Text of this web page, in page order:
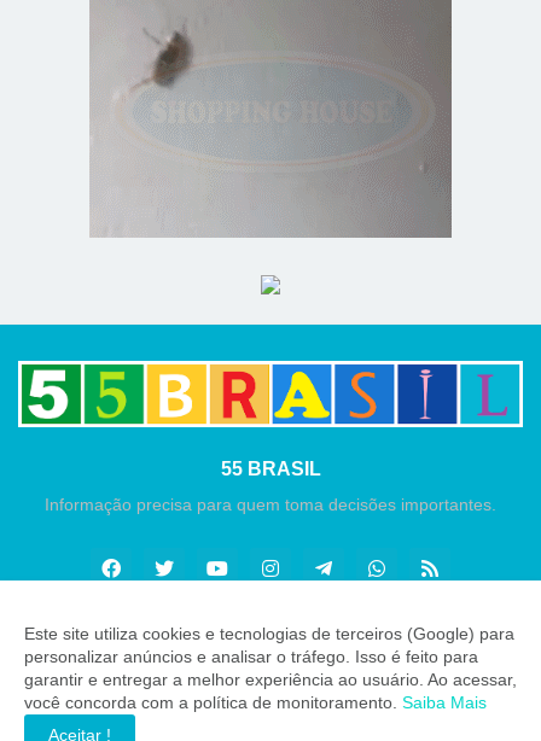
55 BRASIL
Informação precisa para quem toma decisões importantes.
Copyright ©202655 Brasil
INÍCIO SOBRE CONTATO LGPD
EXPEDIENTE
Este site utiliza cookies e tecnologias de terceiros (Google) para
personalizar anúncios e analisar o tráfego. Isso é feito para
garantir e entregar a melhor experiência ao usuário. Ao acessar,
você concorda com a política de monitoramento. Saiba Mais
Aceitar !